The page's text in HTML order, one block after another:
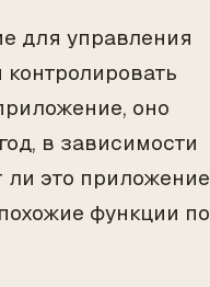
для управления
оно
в зависимости
ли это приложение
функции по